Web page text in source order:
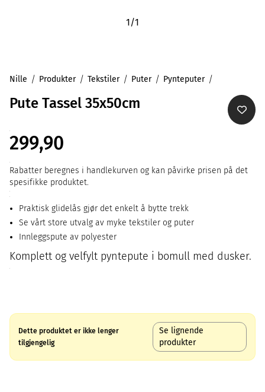
1/1
Nille Produkter Tekstiler Puter Pynteputer
Pute Tassel 35x50cm
299,90
Rabatter beregnes i handlekurven og kan påvirke prisen på det
spesifikke produktet.
Praktisk glidelås gjør det enkelt å bytte trekk
Se vårt store utvalg av myke tekstiler og puter
Innleggspute av polyester
Komplett og velfylt pyntepute i bomull med dusker.
Dette produktet er ikke lenger
tilgjengelig
Se lignende
produkter